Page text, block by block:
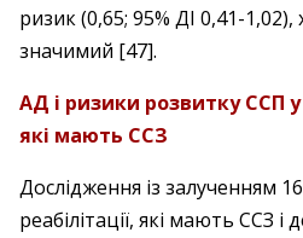
ризик (0,65; 95% ДІ 0,41-1,02),
значимий [47].
АД і ризики розвитку ССП
які мають ССЗ
Дослідження із залученням
реабілітації, які мають ССЗ